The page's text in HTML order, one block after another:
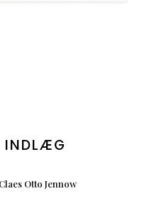
INDLÆG
Otto Jennow